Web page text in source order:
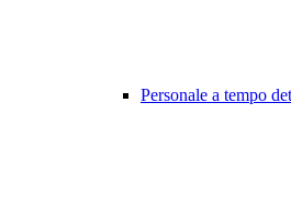
Personale a tempo